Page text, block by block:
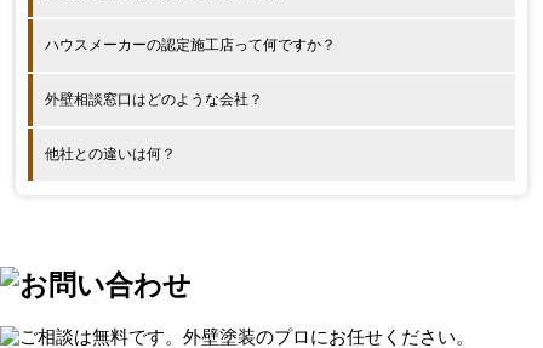
ハウスメーカーの認定施工店って何ですか？
外壁相談窓口はどのような会社？
他社との違いは何？